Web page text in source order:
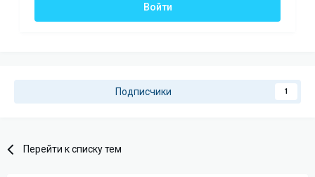
Войти
Подписчики 1
Перейти к списку тем